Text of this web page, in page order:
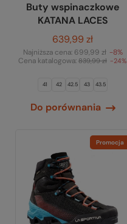
Buty wspinaczkowe
KATANA LACES
639,99 zł
Najniższa cena: 699,99 zł -8%
Cena katalogowa: 839,99 zł -24%
41 42 42.5 43 43.5
Do porównania
Promocja